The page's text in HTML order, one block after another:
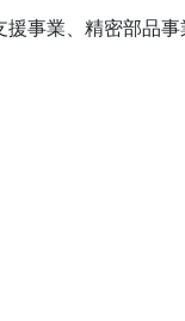
援事業、精密部品